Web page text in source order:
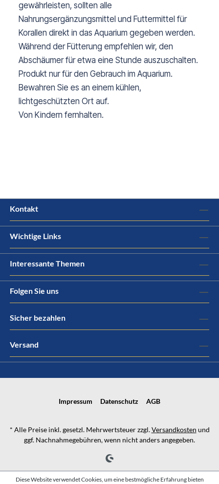
gewährleisten, sollten alle
Nahrungsergänzungsmittel und Futtermittel für
Korallen direkt in das Aquarium gegeben werden.
Während der Fütterung empfehlen wir, den
Abschäumer für etwa eine Stunde auszuschalten.
Produkt nur für den Gebrauch im Aquarium.
Bewahren Sie es an einem kühlen,
lichtgeschützten Ort auf.
Von Kindern fernhalten.
Kontakt
Wichtige Links
Interessante Themen
Folgen Sie uns
Sicher bezahlen
Versand
Impressum Datenschutz AGB
* Alle Preise inkl. gesetzl. Mehrwertsteuer zzgl.Versandkosten und
ggf. Nachnahmegebühren, wenn nicht anders angegeben.
Diese Website verwendet Cookies, um eine bestmögliche Erfahrung bieten